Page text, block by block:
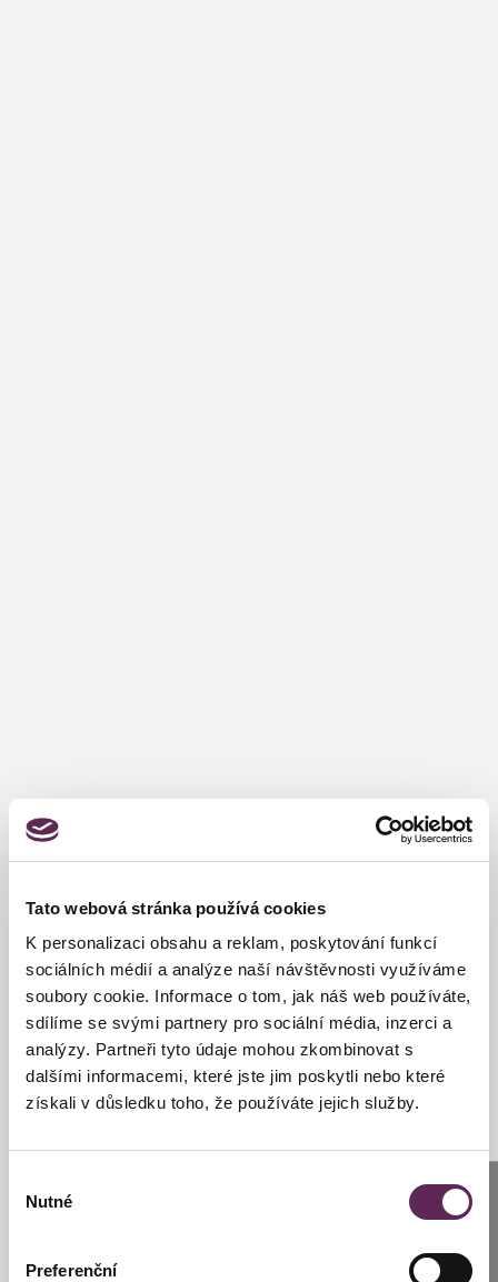
Tato webová stránka používá cookies
K personalizaci obsahu a reklam, poskytování funkcí
sociálních médií a analýze naší návštěvnosti využíváme
soubory cookie. Informace o tom, jak náš web používáte,
sdílíme se svými partnery pro sociální média, inzerci a
analýzy. Partneři tyto údaje mohou zkombinovat s
dalšími informacemi, které jste jim poskytli nebo které
získali v důsledku toho, že používáte jejich služby.
souhlasu
Nutné
Preferenční